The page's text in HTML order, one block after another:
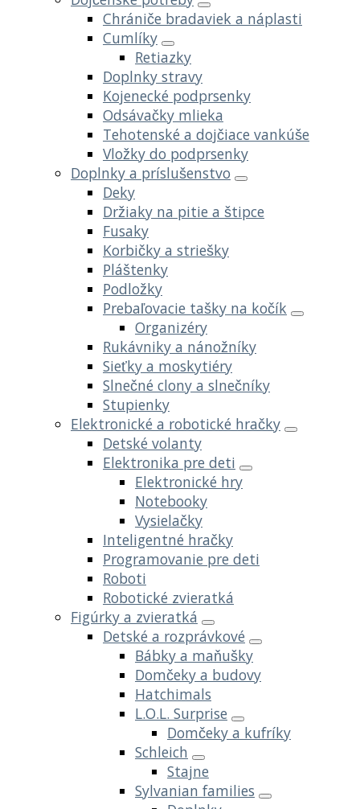
Chrániče bradaviek a náplasti
Cumlíky
Retiazky
Doplnky stravy
Kojenecké podprsenky
Odsávačky mlieka
Tehotenské a dojčiace vankúše
Vložky do podprsenky
Doplnky a príslušenstvo
Deky
Držiaky na pitie a štipce
Fusaky
Korbičky a striešky
Pláštenky
Podložky
Prebaľovacie tašky na kočík
Organizéry
Rukávniky a nánožníky
Sieťky a moskytiéry
Slnečné clony a slnečníky
Stupienky
Elektronické a robotické hračky
Detské volanty
Elektronika pre deti
Elektronické hry
Notebooky
Vysielačky
Inteligentné hračky
Programovanie pre deti
Roboti
Robotické zvieratká
Figúrky a zvieratká
Detské a rozprávkové
Bábky a maňušky
Domčeky a budovy
Hatchimals
L.O.L. Surprise
Domčeky a kufríky
Schleich
Stajne
Sylvanian families